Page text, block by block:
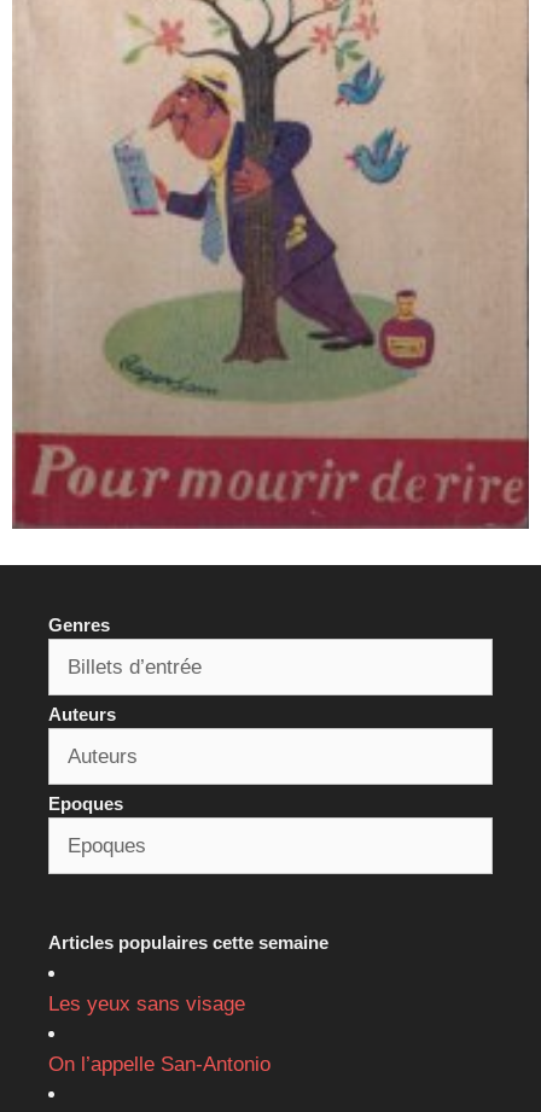
Genres
Auteurs
Epoques
Articles populaires cette semaine
Les yeux sans visage
On l’appelle San-Antonio